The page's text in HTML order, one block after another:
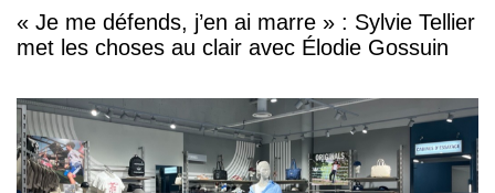
« Je me défends, j’en ai marre » : Sylvie Tellier
met les choses au clair avec Élodie Gossuin